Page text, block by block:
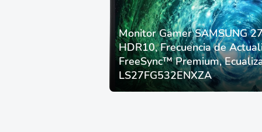
Monitor Gamer SAMSUNG
HDR10, Frecuencia de
FreeSync™ Premium,
LS27FG532ENXZA